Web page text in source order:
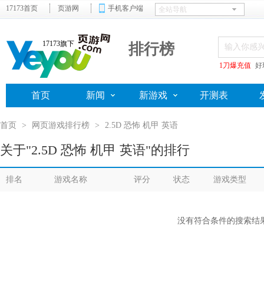
17173首页 页游网 手机客户端
17173旗下 排行榜
1刀爆充值 好
首页 新闻 新游戏 开测表
首页 > 网页游戏排行榜 > 2.5D 恐怖 机甲 英语
关于"2.5D 恐怖 机甲 英语"的排行
排名 游戏名称 评分 状态 游戏类型
没有符合条件的搜索结